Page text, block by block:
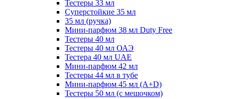
Тестеры 33 мл
Суперстойкие 35 мл
35 мл (ручка)
Мини-парфюм 38 мл Duty Free
Тестеры 40 мл
Тестеры 40 мл ОАЭ
Тестера 40 мл UAE
Мини-парфюм 42 мл
Тестеры 44 мл в тубе
Мини-парфюм 45 мл (A+D)
Тестеры 50 мл (с мешочком)